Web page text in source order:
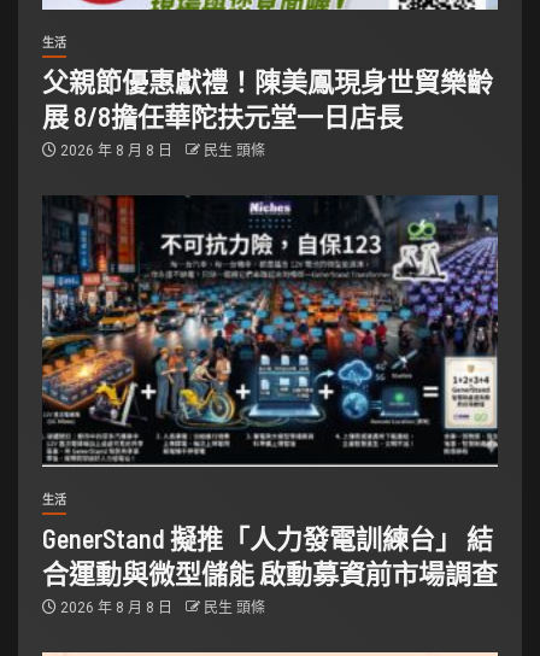
生活
父親節優惠獻禮！陳美鳳現身世貿樂齡
展 8/8擔任華陀扶元堂一日店長
2026 年 8 月 8 日 民生 頭條
生活
GenerStand 擬推「人力發電訓練台」 結
合運動與微型儲能 啟動募資前市場調查
2026 年 8 月 8 日 民生 頭條